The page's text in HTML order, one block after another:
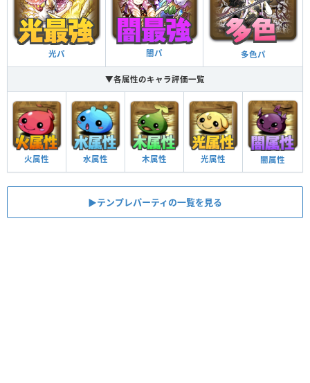
光パ 闇パ 多色パ
▼各属性のキャラ評価一覧
火属性 水属性 木属性 光属性 闇属性
▶︎テンプレパーティの一覧を見る